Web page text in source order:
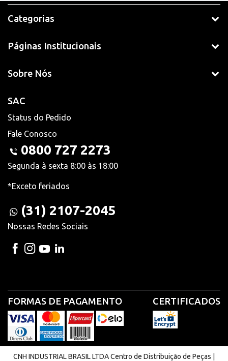
Categorias
Páginas Institucionais
Sobre Nós
SAC
Status do Pedido
Fale Conosco
0800 727 2273
Segunda à sexta 8:00 às 18:00
*Exceto feriados
(31) 2107-2045
Nossas Redes Sociais
FORMAS DE PAGAMENTO CERTIFICADOS
CNH INDUSTRIAL BRASIL LTDA Centro de Distribuição de Peças |